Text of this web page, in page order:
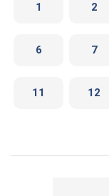
1 2
6 7
11 12